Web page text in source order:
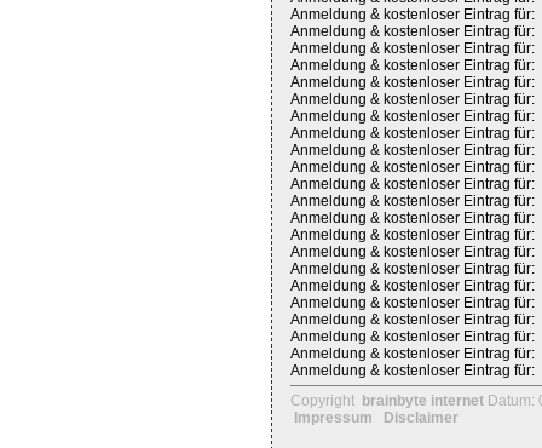
Anmeldung & kostenloser Eintrag für:
Anmeldung & kostenloser Eintrag für:
Anmeldung & kostenloser Eintrag für:
Anmeldung & kostenloser Eintrag für:
Anmeldung & kostenloser Eintrag für:
Anmeldung & kostenloser Eintrag für:
Anmeldung & kostenloser Eintrag für:
Anmeldung & kostenloser Eintrag für:
Anmeldung & kostenloser Eintrag für:
Anmeldung & kostenloser Eintrag für:
Anmeldung & kostenloser Eintrag für:
Anmeldung & kostenloser Eintrag für:
Anmeldung & kostenloser Eintrag für:
Anmeldung & kostenloser Eintrag für:
Anmeldung & kostenloser Eintrag für:
Anmeldung & kostenloser Eintrag für:
Anmeldung & kostenloser Eintrag für:
Anmeldung & kostenloser Eintrag für:
Anmeldung & kostenloser Eintrag für:
Anmeldung & kostenloser Eintrag für:
Anmeldung & kostenloser Eintrag für:
Anmeldung & kostenloser Eintrag für:
Copyright brainbyte internet Datum:
Impressum
Disclaimer